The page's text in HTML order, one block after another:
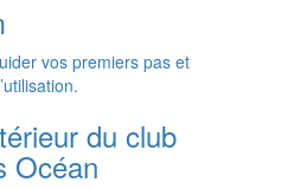
vos premiers pas et
du club
Océan